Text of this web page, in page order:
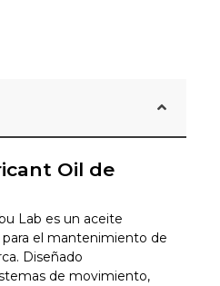
Oil de
Lab es un aceite
el mantenimiento de
Diseñado
de movimiento,